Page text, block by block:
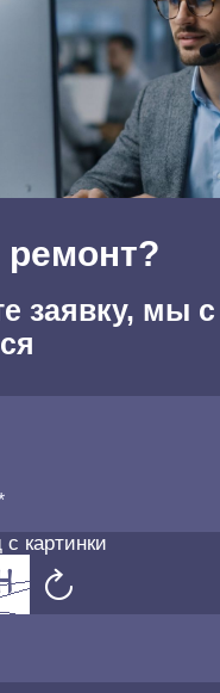
заявку, мы
картинки